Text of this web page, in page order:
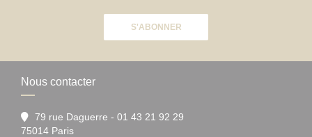
S'ABONNER
Nous contacter
79 rue Daguerre - 01 43 21 92 29
75014 Paris((ouvre une nouvelle fenêtre))